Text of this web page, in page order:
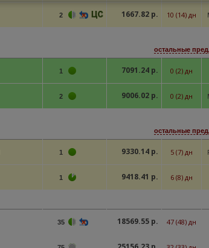
2 1667.82 р. 10 (14) дн
остальные
1 7091.24 р. 0 (2) дн
2 9006.02 р. 0 (2) дн
остальные
1 9330.14 р. 5 (7) дн
1 9418.41 р. 6 (8) дн
35 18569.55 р. 47 (48) дн